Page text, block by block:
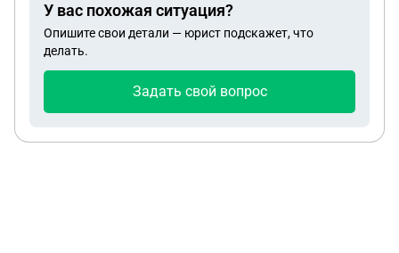
Как оформить бизнес ( ООО) , может стоить
выделить доли учредителям?
У вас похожая ситуация?
Опишите свои детали — юрист подскажет, что
делать.
Задать свой вопрос